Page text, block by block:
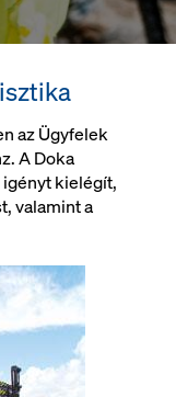
az Ügyfelek
A Doka
kielégít,
valamint a